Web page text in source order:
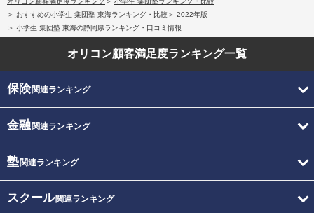
おすすめの小学生 集団塾 東海ランキング・比較
2022年版
小学生 集団塾 東海の静岡県ランキング・口コミ情報
オリコン顧客満足度ランキング一覧
保険関連ランキング
金融関連ランキング
塾関連ランキング
スクール関連ランキング